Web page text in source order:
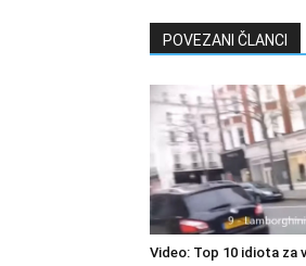
POVEZANI ČLANCI
Video: Top 10 idiota za